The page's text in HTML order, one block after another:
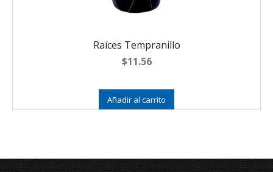
Raíces Tempranillo
$11.56
Añadir al carrito